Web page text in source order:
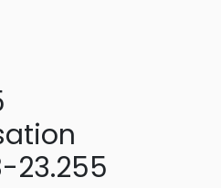
23.255